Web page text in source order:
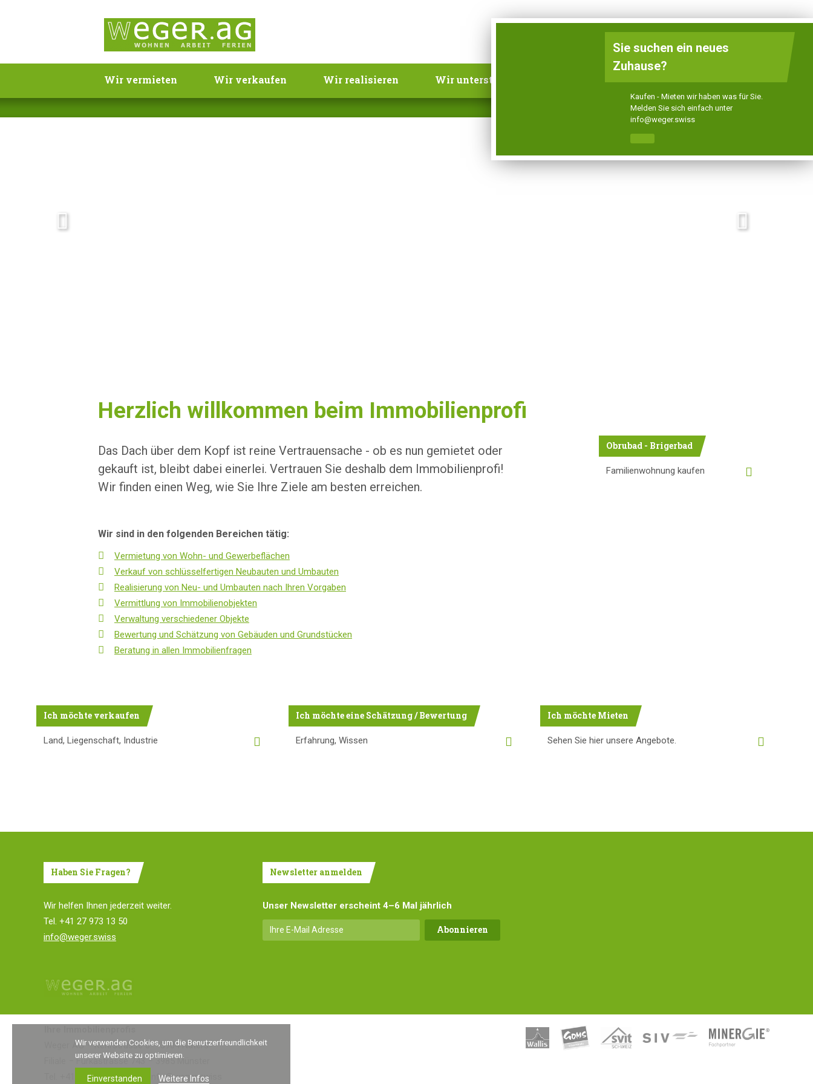
Sie suchen ein neues
Zuhause?
Kaufen - Mieten wir haben was für Sie.
Melden Sie sich einfach unter
info@weger.swiss
DE FR EN
Wir vermieten Wir verkaufen Wir realisieren Wir unterstützen Wer wir sind Kontakt
Herzlich willkommen beim Immobilienprofi
Obrubad - Brigerbad
Familienwohnung kaufen
Das Dach über dem Kopf ist reine Vertrauensache - ob es nun gemietet oder
gekauft ist, bleibt dabei einerlei. Vertrauen Sie deshalb dem Immobilienprofi!
Wir finden einen Weg, wie Sie Ihre Ziele am besten erreichen.
Wir sind in den folgenden Bereichen tätig:
Vermietung von Wohn- und Gewerbeflächen
Verkauf von schlüsselfertigen Neubauten und Umbauten
Realisierung von Neu- und Umbauten nach Ihren Vorgaben
Vermittlung von Immobilienobjekten
Verwaltung verschiedener Objekte
Bewertung und Schätzung von Gebäuden und Grundstücken
Beratung in allen Immobilienfragen
Ich möchte verkaufen
Land, Liegenschaft, Industrie
Ich möchte eine Schätzung / Bewertung
Erfahrung, Wissen
Ich möchte Mieten
Sehen Sie hier unsere Angebote.
Haben Sie Fragen?
Wir helfen Ihnen jederzeit weiter.
Tel. +41 27 973 13 50
info@weger.swiss
Newsletter anmelden
Unser Newsletter erscheint 4–6 Mal jährlich
Weger AG
Kehrstrasse 8
3904 Naters
Furkastrasse 743
3985 Münster
Tel. +41 (0)27 973 13 50
info@weger.swiss
Wir verwenden Cookies, um die Benutzerfreundlichkeit
unserer Website zu optimieren.
Einverstanden Weitere Infos